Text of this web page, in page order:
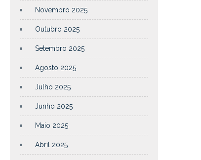
Novembro 2025
Outubro 2025
Setembro 2025
Agosto 2025
Julho 2025
Junho 2025
Maio 2025
Abril 2025